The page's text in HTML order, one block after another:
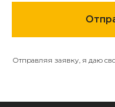
Отправляя заявку, я даю
О
Контакты и